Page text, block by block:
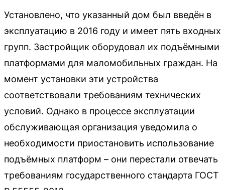
Установлено, что указанный дом был введён в
эксплуатацию в 2016 году и имеет пять входных
групп. Застройщик оборудовал их подъёмными
платформами для маломобильных граждан. На
момент установки эти устройства
соответствовали требованиям технических
условий. Однако в процессе эксплуатации
обслуживающая организация уведомила о
необходимости приостановить использование
подъёмных платформ – они перестали отвечать
требованиям государственного стандарта ГОСТ